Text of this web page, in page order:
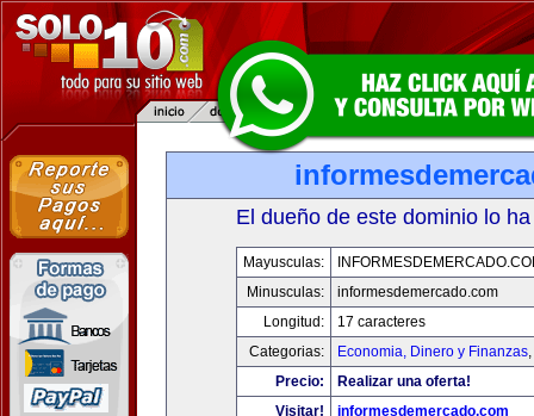
El dueño de este dominio lo
Mayusculas:
Minusculas:
informesdemercado.com
Longitud:
17 caracteres
Categorias:
Economia, Dinero y Finanzas,
Precio:
Realizar una oferta!
Visitar!
informesdemercado.com